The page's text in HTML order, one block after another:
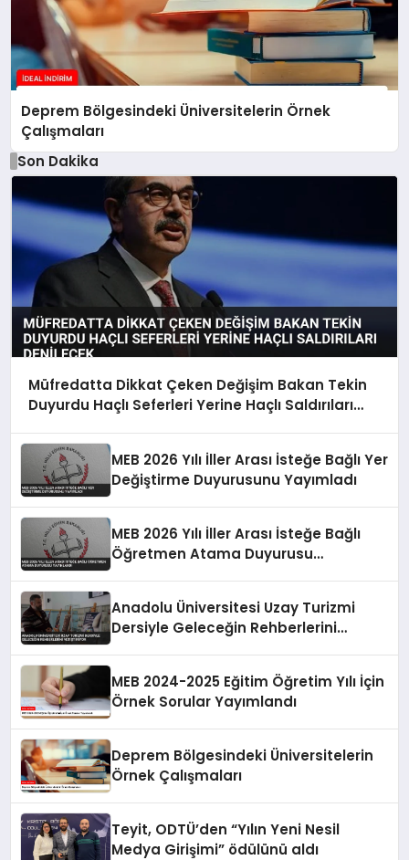
Deprem Bölgesindeki Üniversitelerin Örnek
Çalışmaları
Son Dakika
Müfredatta Dikkat Çeken Değişim Bakan Tekin
Duyurdu Haçlı Seferleri Yerine Haçlı Saldırıları
MEB 2026 Yılı İller Arası İsteğe Bağlı Yer
Değiştirme Duyurusunu Yayımladı
MEB 2026 Yılı İller Arası İsteğe Bağlı
Öğretmen Atama Duyurusu
Anadolu Üniversitesi Uzay Turizmi
Dersiyle Geleceğin Rehberlerini
MEB 2024-2025 Eğitim Öğretim Yılı İçin
Örnek Sorular Yayımlandı
Deprem Bölgesindeki Üniversitelerin
Örnek Çalışmaları
Teyit, ODTÜ’den “Yılın Yeni Nesil
Medya Girişimi” ödülünü aldı